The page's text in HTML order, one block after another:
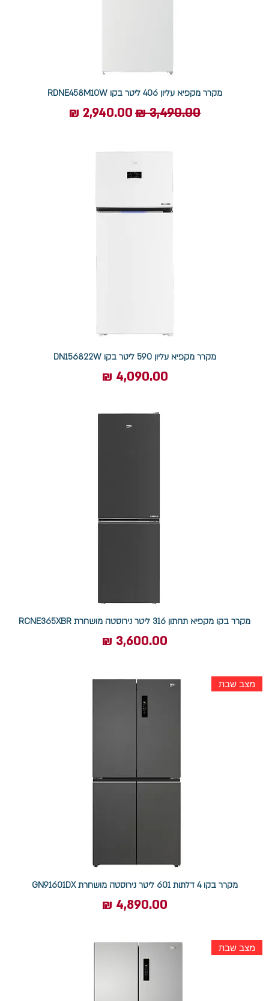
מקרר מקפיא עליון 406 ליטר בקו RDNE458M10W
מחיר רגיל מחיר מבצע
מקרר מקפיא עליון 590 ליטר בקו DN156822W
מחיר
מקרר בקו מקפיא תחתון 316 ליטר נירוסטה מושחרת RCNE365XBR
מחיר
מצב שבת
מקרר בקו 4 דלתות 601 ליטר נירוסטה מושחרת GN91601DX
מחיר
מצב שבת